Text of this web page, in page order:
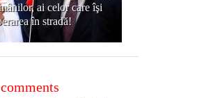
ai celor care îşi
în stradă!